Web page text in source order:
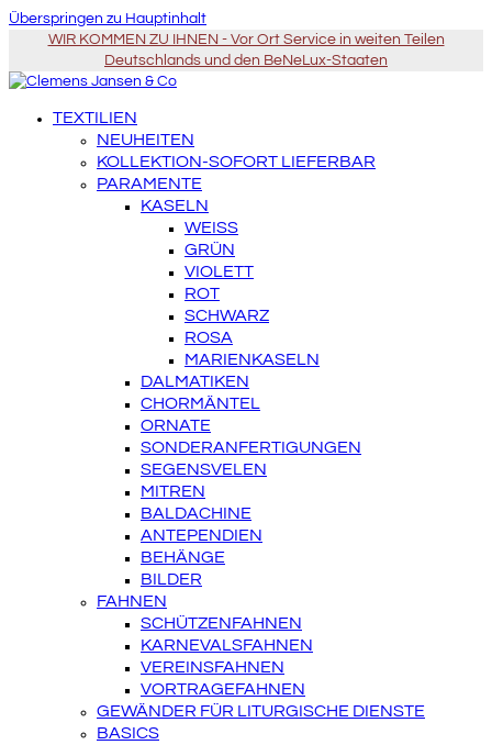
Überspringen zu Hauptinhalt
WIR KOMMEN ZU IHNEN - Vor Ort Service in weiten Teilen
Deutschlands und den BeNeLux-Staaten
TEXTILIEN
NEUHEITEN
KOLLEKTION-SOFORT LIEFERBAR
PARAMENTE
KASELN
WEISS
GRÜN
VIOLETT
ROT
SCHWARZ
ROSA
MARIENKASELN
DALMATIKEN
CHORMÄNTEL
ORNATE
SONDERANFERTIGUNGEN
SEGENSVELEN
MITREN
BALDACHINE
ANTEPENDIEN
BEHÄNGE
BILDER
FAHNEN
SCHÜTZENFAHNEN
KARNEVALSFAHNEN
VEREINSFAHNEN
VORTRAGEFAHNEN
GEWÄNDER FÜR LITURGISCHE DIENSTE
BASICS